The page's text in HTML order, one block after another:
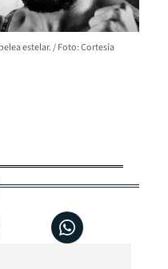
estelar. / Foto: Cortesía